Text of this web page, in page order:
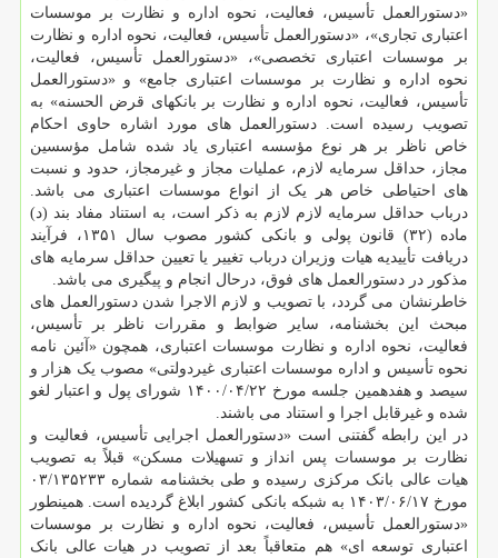
«دستورالعمل تأسیس، فعالیت، نحوه اداره و نظارت بر موسسات
اعتباری تجاری»، «دستورالعمل تأسیس، فعالیت، نحوه اداره و نظارت
بر موسسات اعتباری تخصصی»، «دستورالعمل تأسیس، فعالیت،
نحوه اداره و نظارت بر موسسات اعتباری جامع» و «دستورالعمل
تأسیس، فعالیت، نحوه اداره و نظارت بر بانکهای قرض الحسنه» به
تصویب رسیده است. دستورالعمل های مورد اشاره حاوی احکام
خاص ناظر بر هر نوع مؤسسه اعتباری یاد شده شامل مؤسسین
مجاز، حداقل سرمایه لازم، عملیات مجاز و غیرمجاز، حدود و نسبت
های احتیاطی خاص هر یک از انواع موسسات اعتباری می باشد.
درباب حداقل سرمایه لازم لازم به ذکر است، به استناد مفاد بند (د)
ماده (۳۲) قانون پولی و بانکی کشور مصوب سال ۱۳۵۱، فرآیند
دریافت تأییدیه هیات وزیران درباب تغییر یا تعیین حداقل سرمایه های
مذکور در دستورالعمل های فوق، درحال انجام و پیگیری می باشد.
خاطرنشان می گردد، با تصویب و لازم الاجرا شدن دستورالعمل های
مبحث این بخشنامه، سایر ضوابط و مقررات ناظر بر تأسیس،
فعالیت، نحوه اداره و نظارت موسسات اعتباری، همچون «آئین نامه
نحوه تأسیس و اداره موسسات اعتباری غیردولتی» مصوب یک هزار و
سیصد و هفدهمین جلسه مورخ ۲۲/‏۰۴/‏۱۴۰۰‬ شورای پول و اعتبار لغو
شده و غیرقابل اجرا و استناد می باشند.
در این رابطه گفتنی است «دستورالعمل اجرایی تأسیس، فعالیت و
نظارت بر موسسات پس انداز و تسهیلات مسکن» قبلاً به تصویب
هیات عالی بانک مرکزی رسیده و طی بخشنامه شماره ۱۳۵۲۳۳‏‏‏‏/۰۳
مورخ ۱۷/‏۰۶/‏۱۴۰۳‬ به شبکه بانکی کشور ابلاغ گردیده است. همینطور
«دستورالعمل تأسیس، فعالیت، نحوه اداره و نظارت بر موسسات
اعتباری توسعه ای» هم متعاقباً بعد از تصویب در هیات عالی بانک